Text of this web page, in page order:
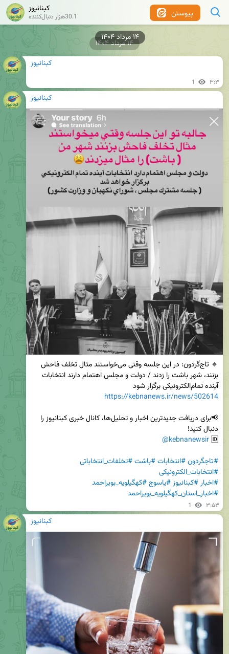
پیوستن کبنانیوز
30.1هزار دنبال‌کننده
کبنانیوز
1 ۳:۳
۱۴ مرداد ۱۴۰۴
کبنانیوز
آینده تمام‌الکترونیکی برگزار شود
https://kebnanews.ir/news/502614
🆔
@kebnanewsir
#تاجگردون#انتخابات#باشت#تخلفات_انتخاباتی
#انتخابات_الکترونیکی
#اخبار#کبنانیوز#یاسوج#کهگیلویه_بویراحمد
#اخبار_استان_کهگیلویه_بویراحمد
1 ۳:۵۳
کبنانیوز